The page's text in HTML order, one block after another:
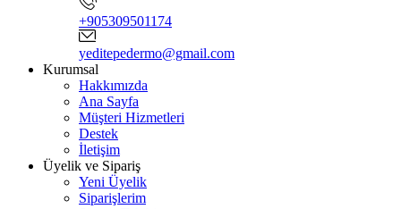
+905309501174
yeditepedermo@gmail.com
Kurumsal
Hakkımızda
Ana Sayfa
Müşteri Hizmetleri
Destek
İletişim
Üyelik ve Sipariş
Yeni Üyelik
Siparişlerim